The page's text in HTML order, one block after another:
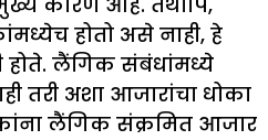
होतो असे नाही, हे
लैंगिक संबंधांमध्ये
तरी अशा आजारांचा धोका
लैंगिक संक्रमित आजार